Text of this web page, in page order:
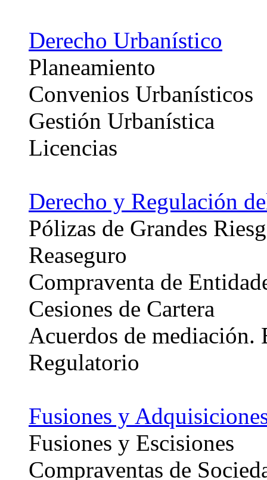
Derecho Urbanístico
Planeamiento
Convenios Urbanísticos
Gestión Urbanística
Licencias
Derecho y Regulación
Pólizas de Grandes
Reaseguro
Compraventa de
Cesiones de Cartera
Acuerdos de mediación.
Regulatorio
Fusiones y
Fusiones y Escisiones
Compraventas de